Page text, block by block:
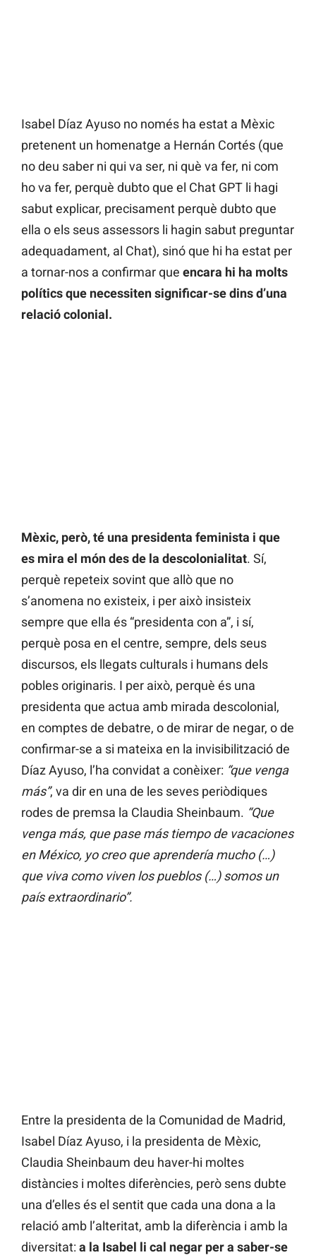
Isabel Díaz Ayuso no només ha estat a Mèxic
pretenent un homenatge a Hernán Cortés (que
no deu saber ni qui va ser, ni què va fer, ni com
ho va fer, perquè dubto que el Chat GPT li hagi
sabut explicar, precisament perquè dubto que
ella o els seus assessors li hagin sabut preguntar
adequadament, al Chat), sinó que hi ha estat per
a tornar-nos a confirmar que encara hi ha molts
polítics que necessiten significar-se dins d’una
relació colonial.
Mèxic, però, té una presidenta feminista i que
es mira el món des de la descolonialitat. Sí,
perquè repeteix sovint que allò que no
s’anomena no existeix, i per això insisteix
sempre que ella és “presidenta con a”, i sí,
perquè posa en el centre, sempre, dels seus
discursos, els llegats culturals i humans dels
pobles originaris. I per això, perquè és una
presidenta que actua amb mirada descolonial,
en comptes de debatre, o de mirar de negar, o de
confirmar-se a si mateixa en la invisibilització de
Díaz Ayuso, l’ha convidat a conèixer: “que venga
más”, va dir en una de les seves periòdiques
rodes de premsa la Claudia Sheinbaum. “Que
venga más, que pase más tiempo de vacaciones
en México, yo creo que aprendería mucho (…)
que viva como viven los pueblos (…) somos un
país extraordinario”.
Entre la presidenta de la Comunidad de Madrid,
Isabel Díaz Ayuso, i la presidenta de Mèxic,
Claudia Sheinbaum deu haver-hi moltes
distàncies i moltes diferències, però sens dubte
una d’elles és el sentit que cada una dona a la
relació amb l’alteritat, amb la diferència i amb la
diversitat: a la Isabel li cal negar per a saber-se